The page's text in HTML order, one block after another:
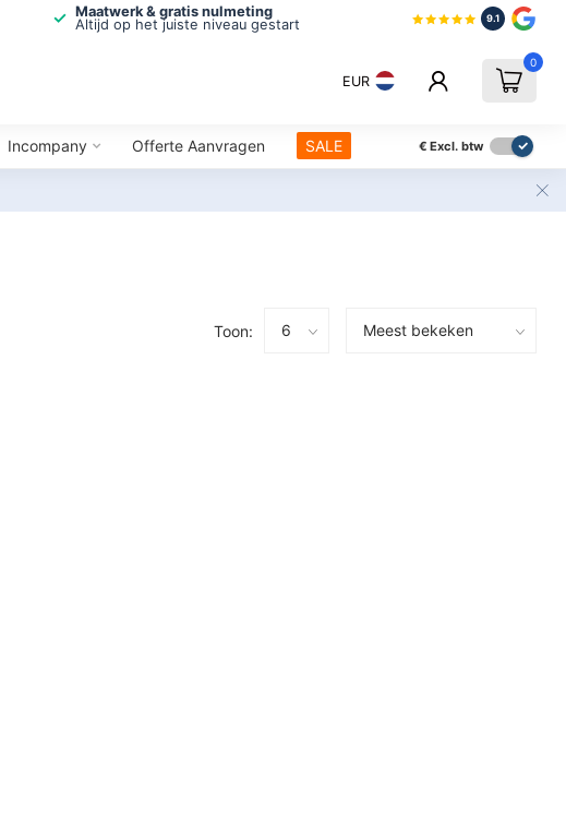
Maatwerk & gratis nulmeting
Altijd op het juiste niveau gestart
9.1
EUR
0
Incompany Offerte Aanvragen SALE € Excl. btw
Toon: